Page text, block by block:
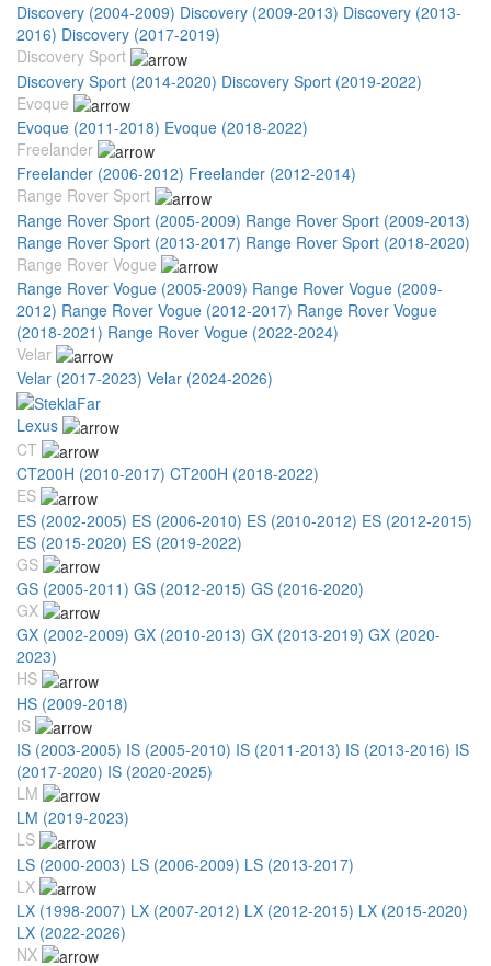
Discovery (2004-2009) Discovery (2009-2013) Discovery (2013-
2016) Discovery (2017-2019)
Discovery Sport
Discovery Sport (2014-2020) Discovery Sport (2019-2022)
Evoque
Evoque (2011-2018) Evoque (2018-2022)
Freelander
Freelander (2006-2012) Freelander (2012-2014)
Range Rover Sport
Range Rover Sport (2005-2009) Range Rover Sport (2009-2013)
Range Rover Sport (2013-2017) Range Rover Sport (2018-2020)
Range Rover Vogue
Range Rover Vogue (2005-2009) Range Rover Vogue (2009-
2012) Range Rover Vogue (2012-2017) Range Rover Vogue
(2018-2021) Range Rover Vogue (2022-2024)
Velar
Velar (2017-2023) Velar (2024-2026)
Lexus
CT
CT200H (2010-2017) CT200H (2018-2022)
ES
ES (2002-2005) ES (2006-2010) ES (2010-2012) ES (2012-2015)
ES (2015-2020) ES (2019-2022)
GS
GS (2005-2011) GS (2012-2015) GS (2016-2020)
GX
GX (2002-2009) GX (2010-2013) GX (2013-2019) GX (2020-
2023)
HS
HS (2009-2018)
IS
IS (2003-2005) IS (2005-2010) IS (2011-2013) IS (2013-2016) IS
(2017-2020) IS (2020-2025)
LM
LM (2019-2023)
LS
LS (2000-2003) LS (2006-2009) LS (2013-2017)
LX
LX (1998-2007) LX (2007-2012) LX (2012-2015) LX (2015-2020)
LX (2022-2026)
NX